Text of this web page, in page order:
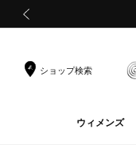
ショップ検索
ウィメンズ